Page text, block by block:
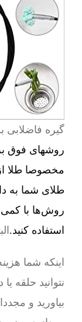
گیره فاضلابی
روشهای فوق
مخصوصا طلا
طلای شما به
روش‌ها با
استفاده کنید.
اینکه شما
نتوانید حلقه
بیاورید و